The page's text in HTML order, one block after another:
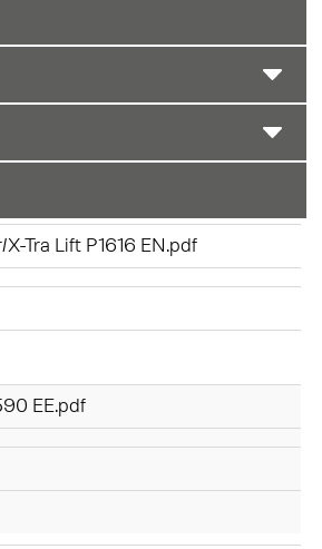
Tra Lift P1616 EN.pdf
EE.pdf